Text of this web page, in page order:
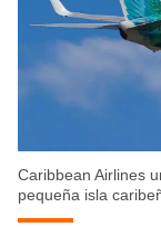
Caribbean Airlines
pequeña isla